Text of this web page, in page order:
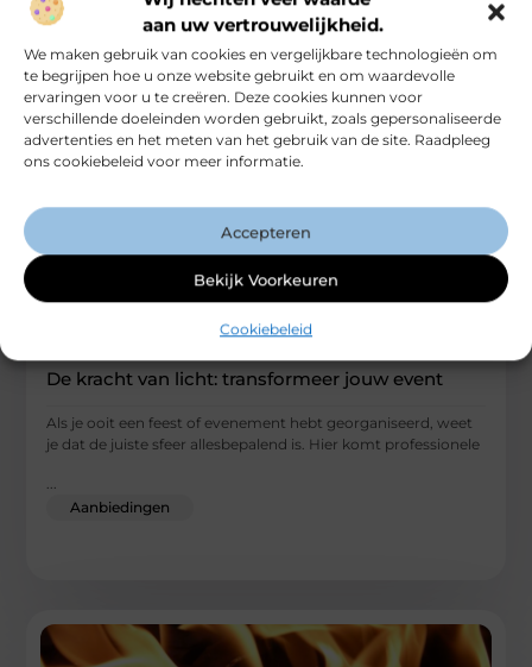
aan uw vertrouwelijkheid.
We maken gebruik van cookies en vergelijkbare technologieën om
te begrijpen hoe u onze website gebruikt en om waardevolle
ervaringen voor u te creëren. Deze cookies kunnen voor
verschillende doeleinden worden gebruikt, zoals gepersonaliseerde
advertenties en het meten van het gebruik van de site. Raadpleeg
ons cookiebeleid voor meer informatie.
Accepteren
Bekijk Voorkeuren
Cookiebeleid
Aanbiedingen
De kracht van licht: transformeer jouw event
Als je ooit een feest of evenement hebt georganiseerd, weet
je dat de juiste sfeer allesbepalend is. Hier komt professionele
Aanbiedingen